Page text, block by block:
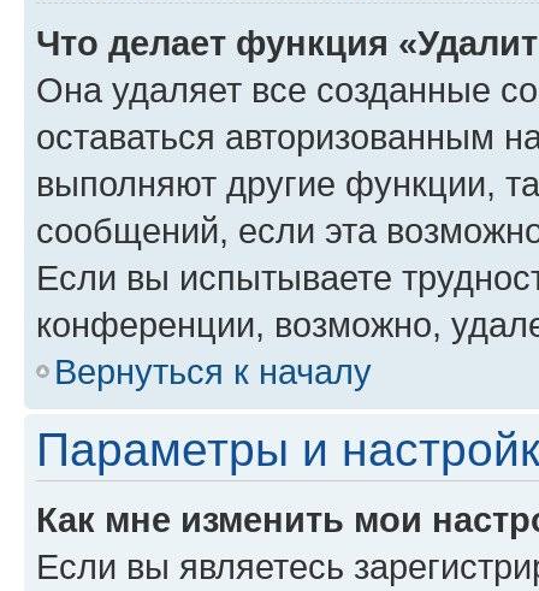
Что делает функция
Она удаляет все созданные
оставаться авторизованным
выполняют другие функции,
сообщений, если эта
Если вы испытываете
конференции, возможно,
Вернуться к началу
Параметры и
Как мне изменить мои
Если вы являетесь